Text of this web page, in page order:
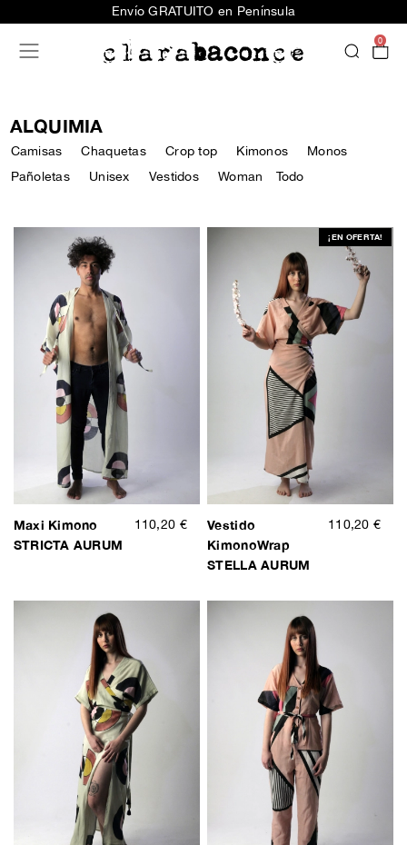
Envío GRATUITO en Península
0
ALQUIMIA
Camisas Chaquetas Crop top Kimonos
Monos
Pañoletas
Unisex Vestidos Woman Todo
Maxi Kimono
STRICTA AURUM
110,20 €
¡EN OFERTA!
Vestido
KimonoWrap
STELLA AURUM
110,20 €